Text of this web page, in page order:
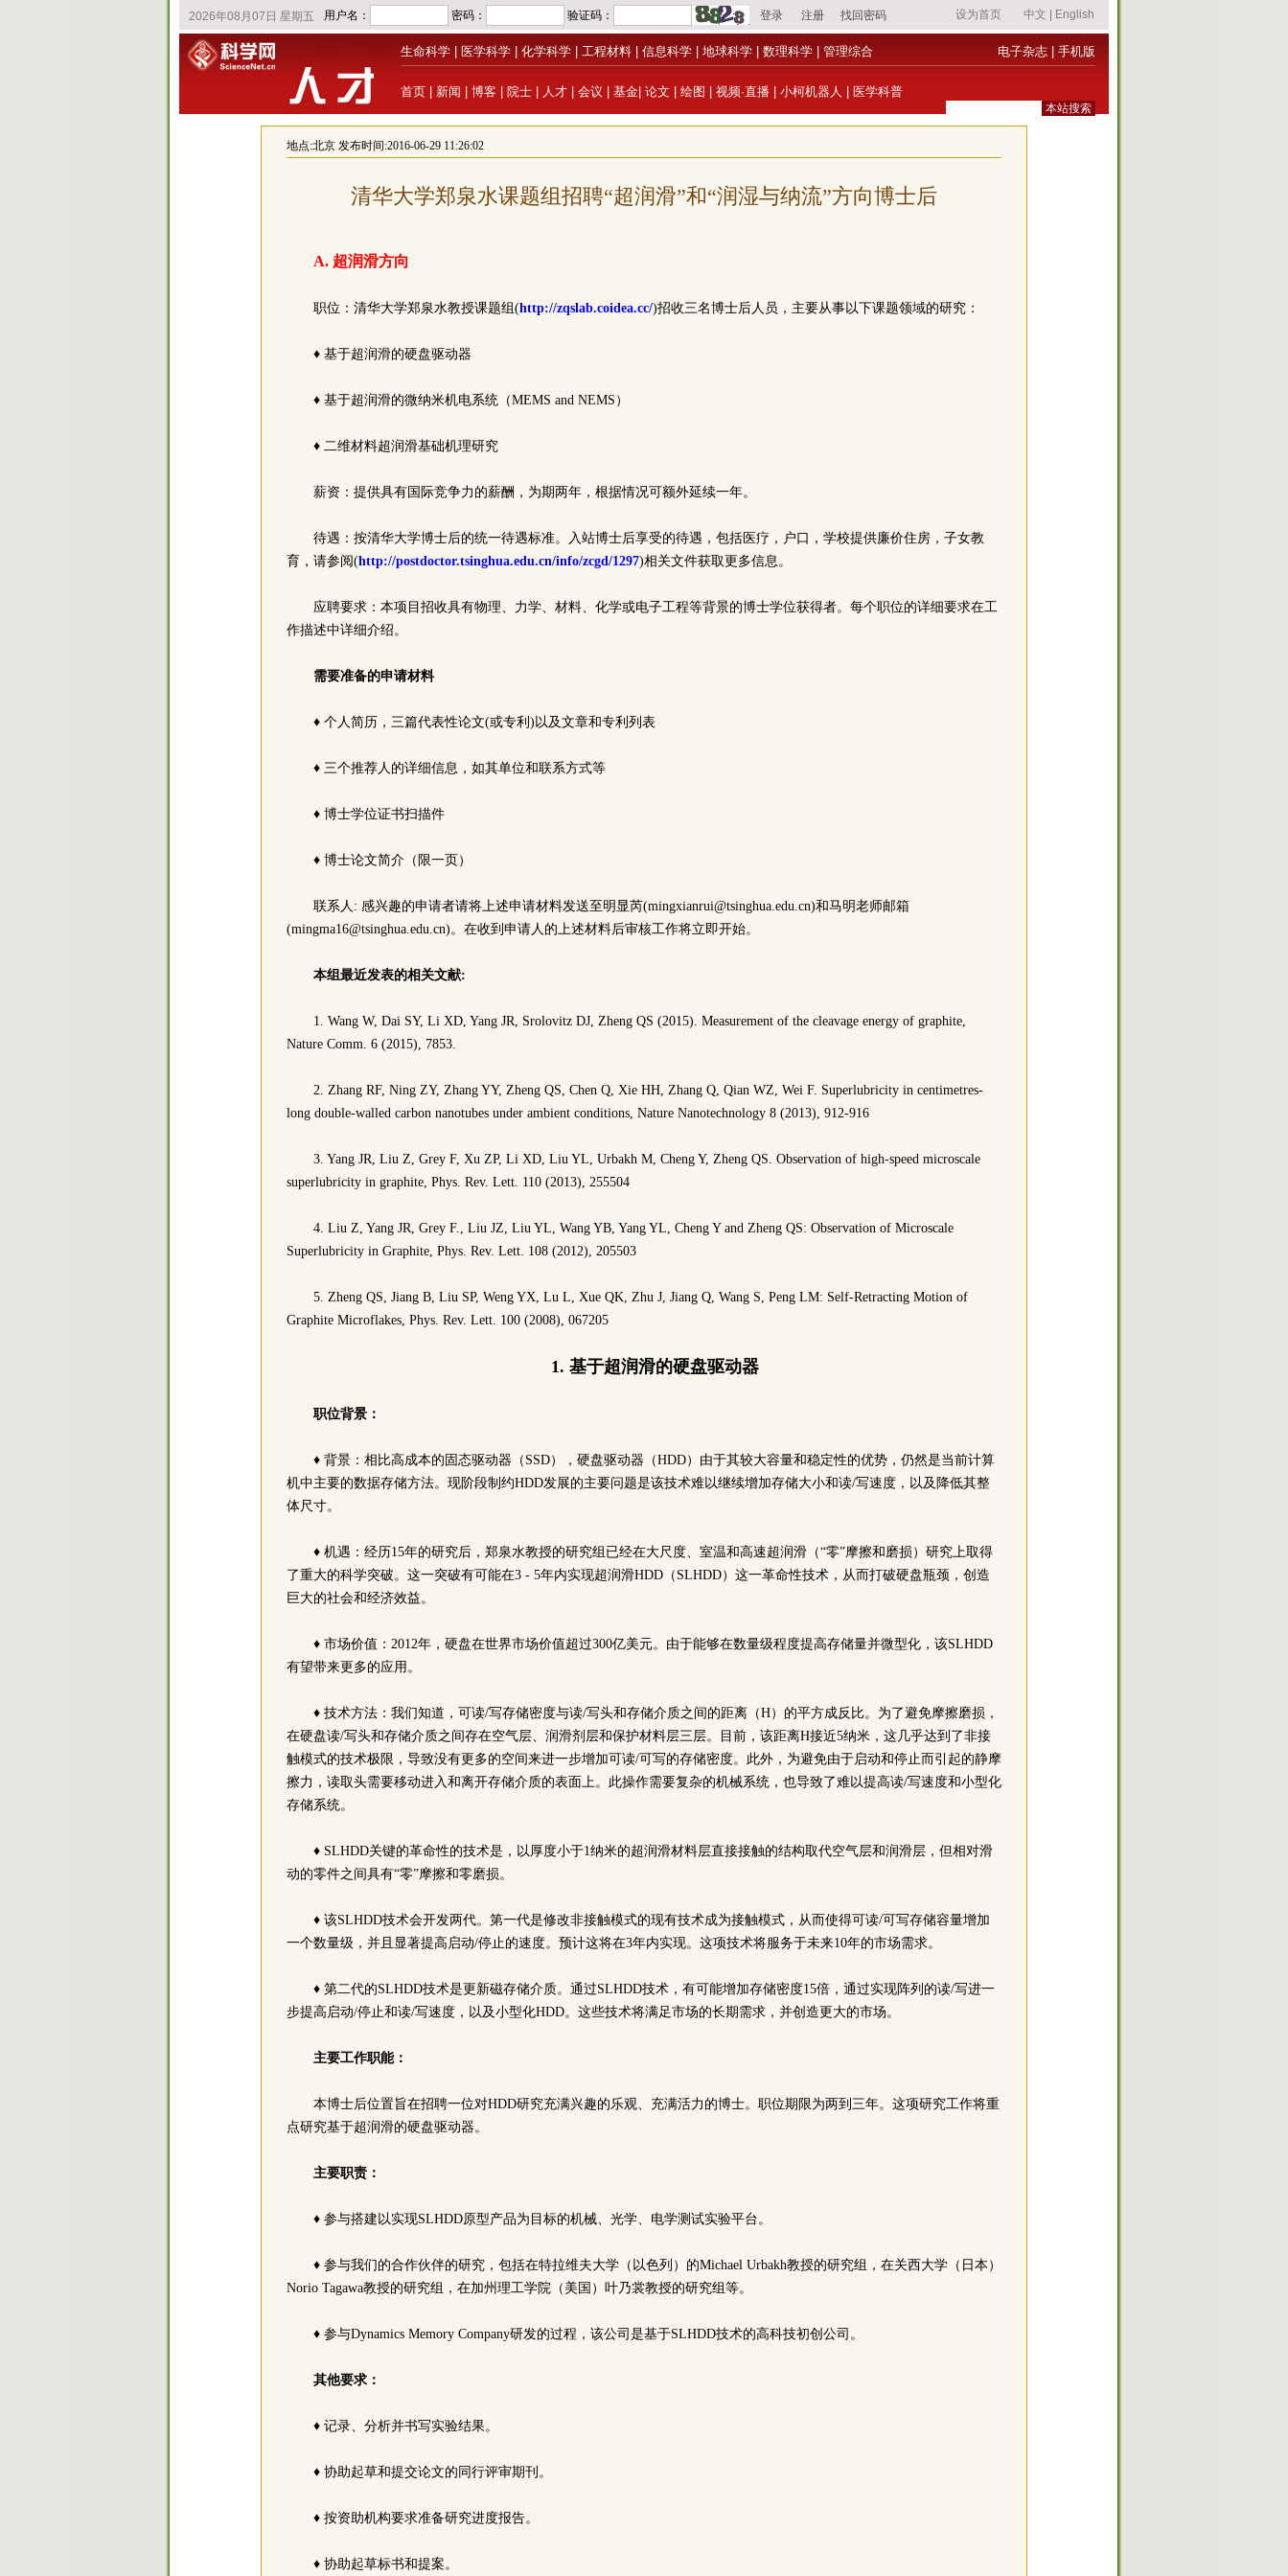
生命科学 医学科学 化学科学 工程材料 信息科学 地球科学 数理科学 管理综合 电子杂志 手机版
首页 新闻 博客 院士 人才 会议 基金 论文 绘图 视频·直播 小柯机器人 医学科普
地点:北京发布时间:2016-06-29 11:26:02
清华大学郑泉水课题组招聘“超润滑”和“润湿与纳流”方向博士后
A. 超润滑方向
职位：清华大学郑泉水教授课题组(http://zqslab.coidea.cc/)招收三名博士后人员，主要从事以下课题领域的研究：
♦ 基于超润滑的硬盘驱动器
♦ 基于超润滑的微纳米机电系统（MEMS and NEMS）
♦ 二维材料超润滑基础机理研究
薪资：提供具有国际竞争力的薪酬，为期两年，根据情况可额外延续一年。
待遇：按清华大学博士后的统一待遇标准。入站博士后享受的待遇，包括医疗，户口，学校提供廉价住房，子女教
育，请参阅(http://postdoctor.tsinghua.edu.cn/info/zcgd/1297)相关文件获取更多信息。
应聘要求：本项目招收具有物理、力学、材料、化学或电子工程等背景的博士学位获得者。每个职位的详细要求在工
作描述中详细介绍。
需要准备的申请材料
♦ 个人简历，三篇代表性论文(或专利)以及文章和专利列表
♦ 三个推荐人的详细信息，如其单位和联系方式等
♦ 博士学位证书扫描件
♦ 博士论文简介（限一页）
联系人: 感兴趣的申请者请将上述申请材料发送至明显芮(mingxianrui@tsinghua.edu.cn)和马明老师邮箱
(mingma16@tsinghua.edu.cn)。在收到申请人的上述材料后审核工作将立即开始。
本组最近发表的相关文献:
1. Wang W, Dai SY, Li XD, Yang JR, Srolovitz DJ, Zheng QS (2015). Measurement of the cleavage energy of graphite,
Nature Comm. 6 (2015), 7853.
2. Zhang RF, Ning ZY, Zhang YY, Zheng QS, Chen Q, Xie HH, Zhang Q, Qian WZ, Wei F. Superlubricity in centimetres-
long double-walled carbon nanotubes under ambient conditions, Nature Nanotechnology 8 (2013), 912-916
3. Yang JR, Liu Z, Grey F, Xu ZP, Li XD, Liu YL, Urbakh M, Cheng Y, Zheng QS. Observation of high-speed microscale
superlubricity in graphite, Phys. Rev. Lett. 110 (2013), 255504
4. Liu Z, Yang JR, Grey F., Liu JZ, Liu YL, Wang YB, Yang YL, Cheng Y and Zheng QS: Observation of Microscale
Superlubricity in Graphite, Phys. Rev. Lett. 108 (2012), 205503
5. Zheng QS, Jiang B, Liu SP, Weng YX, Lu L, Xue QK, Zhu J, Jiang Q, Wang S, Peng LM: Self-Retracting Motion of
Graphite Microflakes, Phys. Rev. Lett. 100 (2008), 067205
1. 基于超润滑的硬盘驱动器
职位背景：
♦ 背景：相比高成本的固态驱动器（SSD），硬盘驱动器（HDD）由于其较大容量和稳定性的优势，仍然是当前计算
机中主要的数据存储方法。现阶段制约HDD发展的主要问题是该技术难以继续增加存储大小和读/写速度，以及降低其整
体尺寸。
♦ 机遇：经历15年的研究后，郑泉水教授的研究组已经在大尺度、室温和高速超润滑（“零”摩擦和磨损）研究上取得
了重大的科学突破。这一突破有可能在3 - 5年内实现超润滑HDD（SLHDD）这一革命性技术，从而打破硬盘瓶颈，创造
巨大的社会和经济效益。
♦ 市场价值：2012年，硬盘在世界市场价值超过300亿美元。由于能够在数量级程度提高存储量并微型化，该SLHDD
有望带来更多的应用。
♦ 技术方法：我们知道，可读/写存储密度与读/写头和存储介质之间的距离（H）的平方成反比。为了避免摩擦磨损，
在硬盘读/写头和存储介质之间存在空气层、润滑剂层和保护材料层三层。目前，该距离H接近5纳米，这几乎达到了非接
触模式的技术极限，导致没有更多的空间来进一步增加可读/可写的存储密度。此外，为避免由于启动和停止而引起的静摩
擦力，读取头需要移动进入和离开存储介质的表面上。此操作需要复杂的机械系统，也导致了难以提高读/写速度和小型化
存储系统。
♦ SLHDD关键的革命性的技术是，以厚度小于1纳米的超润滑材料层直接接触的结构取代空气层和润滑层，但相对滑
动的零件之间具有“零”摩擦和零磨损。
♦ 该SLHDD技术会开发两代。第一代是修改非接触模式的现有技术成为接触模式，从而使得可读/可写存储容量增加
一个数量级，并且显著提高启动/停止的速度。预计这将在3年内实现。这项技术将服务于未来10年的市场需求。
♦ 第二代的SLHDD技术是更新磁存储介质。通过SLHDD技术，有可能增加存储密度15倍，通过实现阵列的读/写进一
步提高启动/停止和读/写速度，以及小型化HDD。这些技术将满足市场的长期需求，并创造更大的市场。
主要工作职能：
本博士后位置旨在招聘一位对HDD研究充满兴趣的乐观、充满活力的博士。职位期限为两到三年。这项研究工作将重
点研究基于超润滑的硬盘驱动器。
主要职责：
♦ 参与搭建以实现SLHDD原型产品为目标的机械、光学、电学测试实验平台。
♦ 参与我们的合作伙伴的研究，包括在特拉维夫大学（以色列）的Michael Urbakh教授的研究组，在关西大学（日本）
Norio Tagawa教授的研究组，在加州理工学院（美国）叶乃裳教授的研究组等。
♦ 参与Dynamics Memory Company研发的过程，该公司是基于SLHDD技术的高科技初创公司。
其他要求：
♦ 记录、分析并书写实验结果。
♦ 协助起草和提交论文的同行评审期刊。
♦ 按资助机构要求准备研究进度报告。
♦ 协助起草标书和提案。